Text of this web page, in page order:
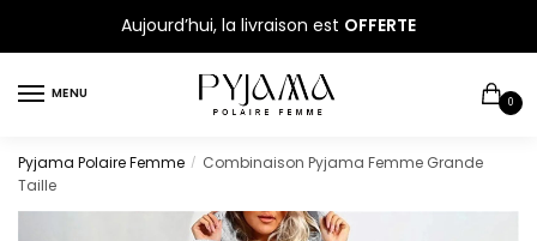
navigation
Aujourd’hui, la livraison est OFFERTE
MENU
0
Pyjama Polaire Femme / Combinaison Pyjama Femme Grande
Taille